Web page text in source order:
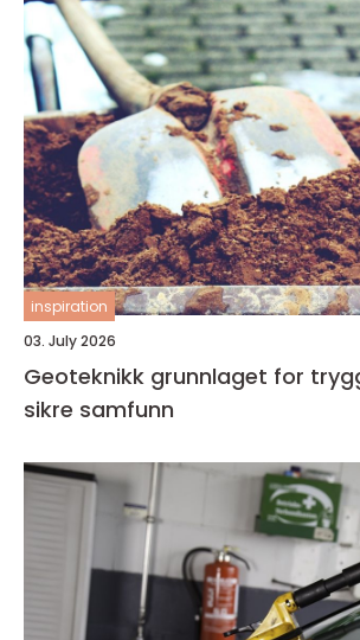
inspiration
03. July 2026
Geoteknikk grunnlaget for trygge bygg og
sikre samfunn